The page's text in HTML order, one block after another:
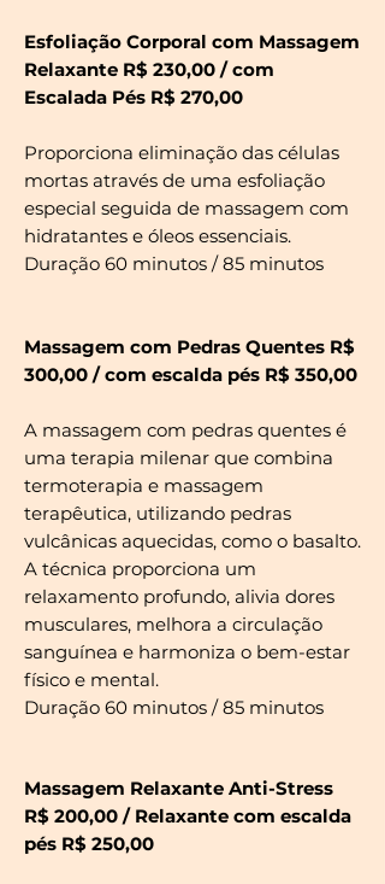
Esfoliação Corporal com Massagem
Relaxante R$ 230,00 / com
Escalada Pés R$ 270,00
Proporciona eliminação das células
mortas através de uma esfoliação
especial seguida de massagem com
hidratantes e óleos essenciais.
Duração 60 minutos / 85 minutos
Massagem com Pedras Quentes R$
300,00 / com escalda pés R$ 350,00
A massagem com pedras quentes é
uma terapia milenar que combina
termoterapia e massagem
terapêutica, utilizando pedras
vulcânicas aquecidas, como o basalto.
A técnica proporciona um
relaxamento profundo, alivia dores
musculares, melhora a circulação
sanguínea e harmoniza o bem-estar
físico e mental.
Duração 60 minutos / 85 minutos
Massagem Relaxante Anti-Stress
R$ 200,00 / Relaxante com escalda
pés R$ 250,00